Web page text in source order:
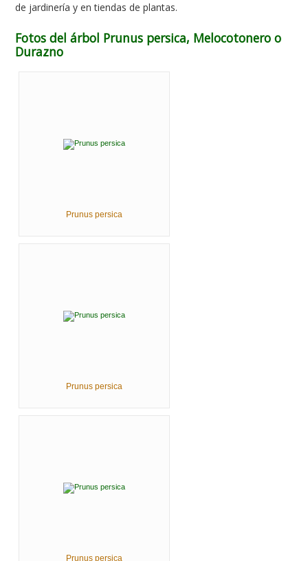
de jardinería y en tiendas de plantas.
Fotos del árbol Prunus persica, Melocotonero o
Durazno
Prunus persica
Prunus persica
Prunus persica